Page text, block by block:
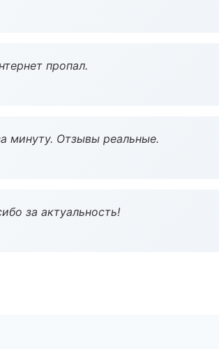
пропал.
минуту. Отзывы реальные.
за актуальность!